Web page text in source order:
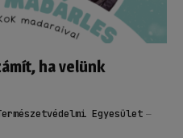
ha velünk
Egyesület